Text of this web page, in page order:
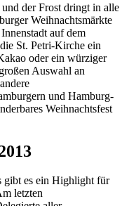
der Frost dringt in alle
Weihnachtsmärkte
auf dem
St. Petri-Kirche ein
oder ein würziger
Auswahl an
und Hamburg-
Weihnachtsfest
gibt es ein Highlight für
letzten